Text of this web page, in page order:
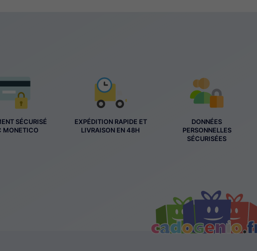
SÉCURISÉ
MONETICO
EXPÉDITION RAPIDE ET
LIVRAISON EN 48H
DONNÉES
PERSONNELLES
SÉCURISÉES